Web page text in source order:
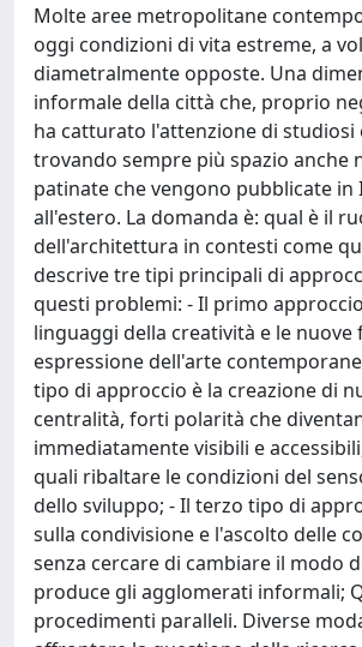
Molte aree metropolitane
oggi condizioni di vita estreme, a
diametralmente opposte. Una
informale della città che, proprio
ha catturato l'attenzione di studiosi
trovando sempre più spazio anche
patinate che vengono pubblicate in
all'estero. La domanda è: qual è il
dell'architettura in contesti come
descrive tre tipi principali di
questi problemi: - Il primo
linguaggi della creatività e le nuove
espressione dell'arte
tipo di approccio è la creazione di
centralità, forti polarità che
immediatamente visibili e
quali ribaltare le condizioni del
dello sviluppo; - Il terzo tipo di
sulla condivisione e l'ascolto delle
senza cercare di cambiare il modo
produce gli agglomerati informali;
procedimenti paralleli. Diverse